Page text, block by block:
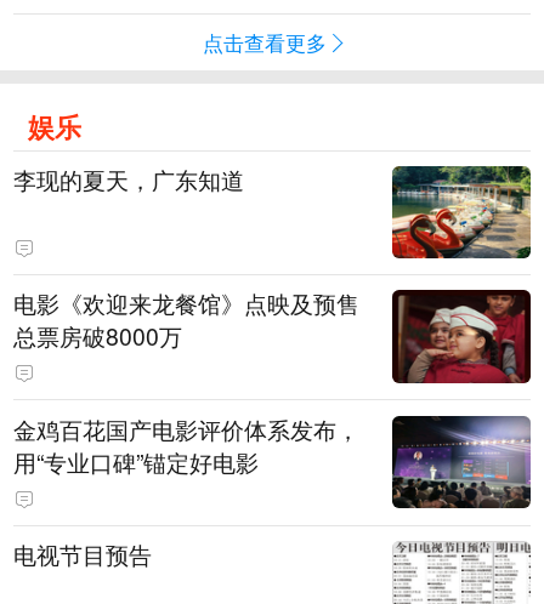
点击查看更多
娱乐
李现的夏天，广东知道
电影《欢迎来龙餐馆》点映及预售
总票房破8000万
金鸡百花国产电影评价体系发布，
用“专业口碑”锚定好电影
电视节目预告